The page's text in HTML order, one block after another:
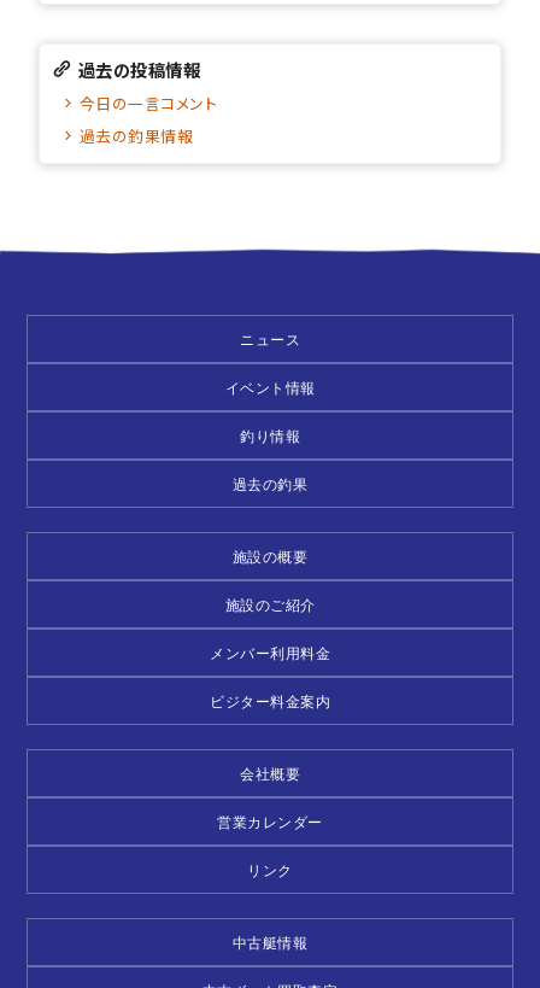
過去の投稿情報
今日の一言コメント
過去の釣果情報
ニュース
イベント情報
釣り情報
過去の釣果
施設の概要
施設のご紹介
メンバー利用料金
ビジター料金案内
会社概要
営業カレンダー
リンク
中古艇情報